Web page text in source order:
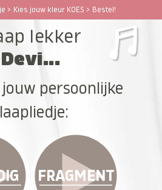
> Kies jouw kleur KOES > Bestel!
lekker
Devi...
jouw persoonlijke
FRAGMENT